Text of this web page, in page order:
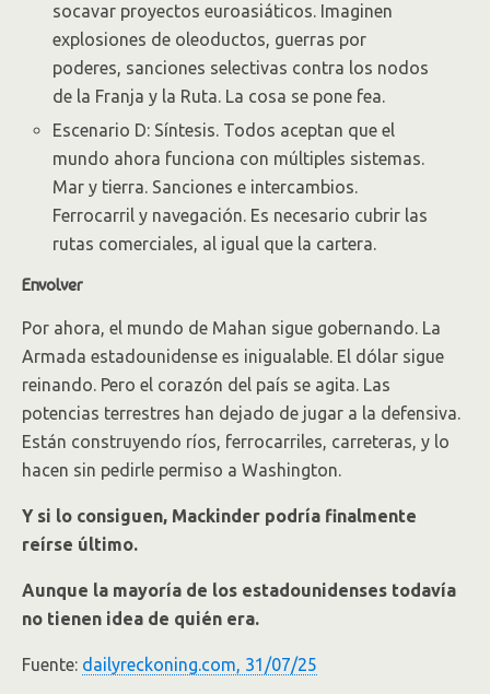
socavar proyectos euroasiáticos. Imaginen
explosiones de oleoductos, guerras por
poderes, sanciones selectivas contra los nodos
de la Franja y la Ruta. La cosa se pone fea.
Escenario D: Síntesis. Todos aceptan que el
mundo ahora funciona con múltiples sistemas.
Mar y tierra. Sanciones e intercambios.
Ferrocarril y navegación. Es necesario cubrir las
rutas comerciales, al igual que la cartera.
Envolver
Por ahora, el mundo de Mahan sigue gobernando. La
Armada estadounidense es inigualable. El dólar sigue
reinando. Pero el corazón del país se agita. Las
potencias terrestres han dejado de jugar a la defensiva.
Están construyendo ríos, ferrocarriles, carreteras, y lo
hacen sin pedirle permiso a Washington.
Y si lo consiguen, Mackinder podría finalmente
reírse último.
Aunque la mayoría de los estadounidenses todavía
no tienen idea de quién era.
Fuente: dailyreckoning.com, 31/07/25